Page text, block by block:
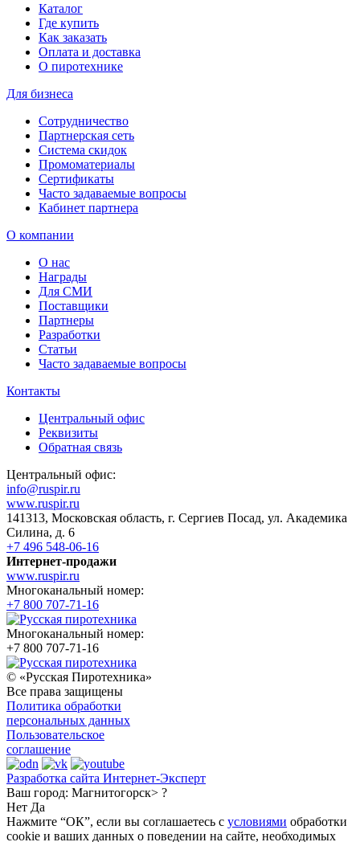
Каталог
Где купить
Как заказать
Оплата и доставка
О пиротехнике
Для бизнеса
Сотрудничество
Партнерская сеть
Система скидок
Промоматериалы
Сертификаты
Часто задаваемые вопросы
Кабинет партнера
О компании
О нас
Награды
Для СМИ
Поставщики
Партнеры
Разработки
Статьи
Часто задаваемые вопросы
Контакты
Центральный офис
Реквизиты
Обратная связь
Центральный офис:
info@ruspir.ru
www.ruspir.ru
141313, Московская область, г. Сергиев Посад, ул. Академика
Силина, д. 6
+7 496 548-06-16
Интернет-продажи
www.ruspir.ru
Многоканальный номер:
+7 800 707-71-16
Многоканальный номер:
+7 800 707-71-16
© «Русская Пиротехника»
Все права защищены
Политика обработки
персональных данных
Пользовательское
соглашение
Разработка сайта Интернет-Эксперт
Ваш город: Магнитогорск> ?
Нет Да
Нажмите “ОК”, если вы соглашаетесь с условиями обработки
cookie и ваших данных о поведении на сайте, необходимых